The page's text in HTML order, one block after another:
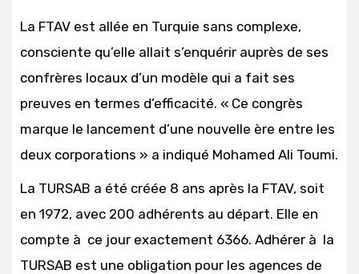
La FTAV est allée en Turquie sans complexe,
consciente qu’elle allait s’enquérir auprès de ses
confrères locaux d’un modèle qui a fait ses
preuves en termes d’efficacité. « Ce congrès
marque le lancement d’une nouvelle ère entre les
deux corporations » a indiqué Mohamed Ali Toumi.
La TURSAB a été créée 8 ans après la FTAV, soit
en 1972, avec 200 adhérents au départ. Elle en
compte à ce jour exactement 6366. Adhérer à la
TURSAB est une obligation pour les agences de